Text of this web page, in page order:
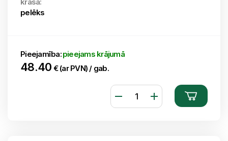
pelēks
Pieejamība:pieejams krājumā
48.40 € (ar PVN) / gab.